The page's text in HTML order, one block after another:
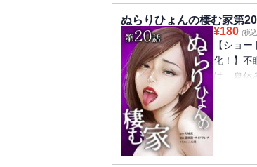
ぬらりひょんの棲む家第
¥180 (税
【ショ
化！】不
は、夏休
と、居